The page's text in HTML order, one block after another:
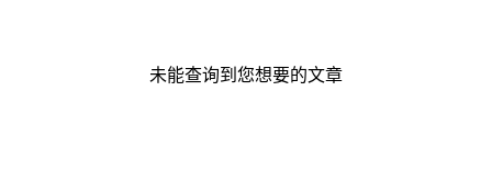
未能查询到您想要的文章